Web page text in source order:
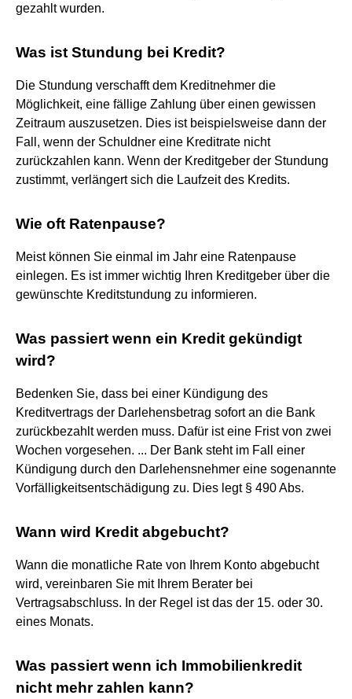
gezahlt wurden.
Was ist Stundung bei Kredit?
Die Stundung verschafft dem Kreditnehmer die
Möglichkeit, eine fällige Zahlung über einen gewissen
Zeitraum auszusetzen. Dies ist beispielsweise dann der
Fall, wenn der Schuldner eine Kreditrate nicht
zurückzahlen kann. Wenn der Kreditgeber der Stundung
zustimmt, verlängert sich die Laufzeit des Kredits.
Wie oft Ratenpause?
Meist können Sie einmal im Jahr eine Ratenpause
einlegen. Es ist immer wichtig Ihren Kreditgeber über die
gewünschte Kreditstundung zu informieren.
Was passiert wenn ein Kredit gekündigt
wird?
Bedenken Sie, dass bei einer Kündigung des
Kreditvertrags der Darlehensbetrag sofort an die Bank
zurückbezahlt werden muss. Dafür ist eine Frist von zwei
Wochen vorgesehen. ... Der Bank steht im Fall einer
Kündigung durch den Darlehensnehmer eine sogenannte
Vorfälligkeitsentschädigung zu. Dies legt § 490 Abs.
Wann wird Kredit abgebucht?
Wann die monatliche Rate von Ihrem Konto abgebucht
wird, vereinbaren Sie mit Ihrem Berater bei
Vertragsabschluss. In der Regel ist das der 15. oder 30.
eines Monats.
Was passiert wenn ich Immobilienkredit
nicht mehr zahlen kann?